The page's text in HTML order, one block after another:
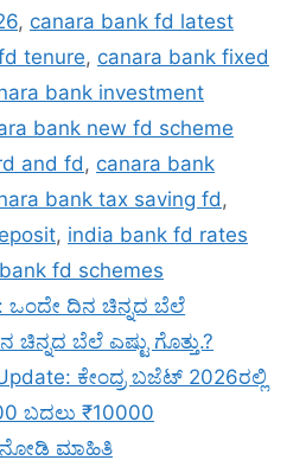
, canara bank fd latest
tenure, canara bank fixed
bank investment
bank new fd scheme
and fd , canara bank
bank tax saving fd ,
, india bank fd rates
fd schemes
ಒಂದೇ ದಿನ ಚಿನ್ನದ ಬೆಲೆ
ಬೆಲೆ ಎಷ್ಟು ಗೊತ್ತು.?
ಕೇಂದ್ರ ಬಜೆಟ್ 2026ರಲ್ಲಿ
ಬದಲು ₹10000
ನೋಡಿ ಮಾಹಿತಿ